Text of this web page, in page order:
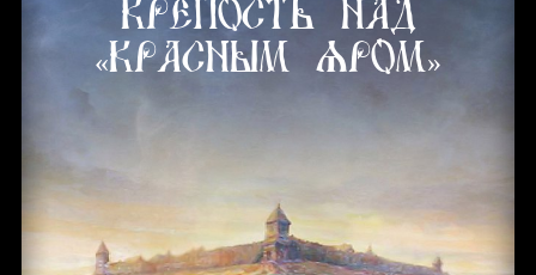
Крепость над
«красным яром»